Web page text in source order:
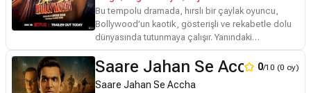
Bu tempolu dramada, hırslı bir çaylak oyuncu,
Bollywood’un kaotik, gösterişli ve rekabetle dolu
dünyasında tutunmaya çalışır. Yanındaki
giderken, hem sektörün acımasız kurallarıyla hem
Saare Jahan Se Accha: The
0/10 (0 oy)
Saare Jahan Se Accha